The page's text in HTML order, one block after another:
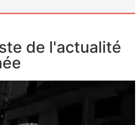
de l'actualité